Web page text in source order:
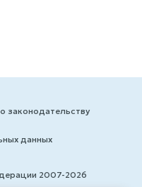
законодательству
данных
2007-2026